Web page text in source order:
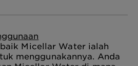
Micellar Water ialah
menggunakannya. Anda